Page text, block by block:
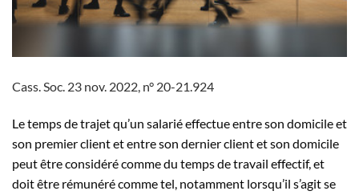
Cass. Soc. 23 nov. 2022, n° 20-21.924
Le temps de trajet qu’un salarié effectue entre son domicile et
son premier client et entre son dernier client et son domicile
peut être considéré comme du temps de travail effectif, et
doit être rémunéré comme tel, notamment lorsqu’il s’agit se